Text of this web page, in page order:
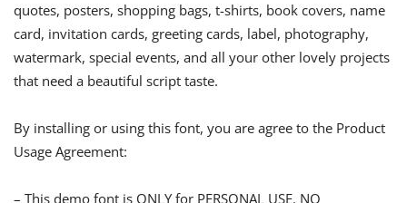
quotes, posters, shopping bags, t-shirts, book covers, name
card, invitation cards, greeting cards, label, photography,
watermark, special events, and all your other lovely projects
that need a beautiful script taste.
By installing or using this font, you are agree to the Product
Usage Agreement:
– This demo font is ONLY for PERSONAL USE. NO